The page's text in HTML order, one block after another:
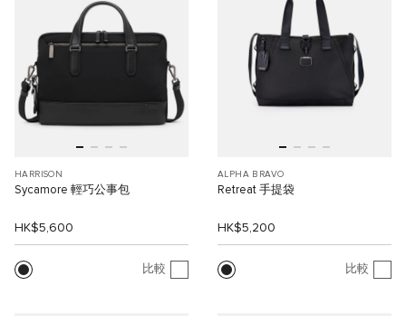
HARRISON
Sycamore 輕巧公事包
HK$5,600
比較
ALPHA BRAVO
Retreat 手提袋
HK$5,200
比較